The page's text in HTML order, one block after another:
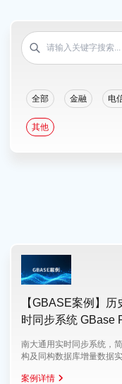
全部 金融 电
其他
【GBASE案例】
时同步系统 GBase
南大通用实时同步系统，
构及同构数据库增量数据
案例详情